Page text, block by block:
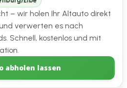
– wir holen Ihr Altauto direkt
verwerten es nach
Schnell, kostenlos und mit
abholen lassen